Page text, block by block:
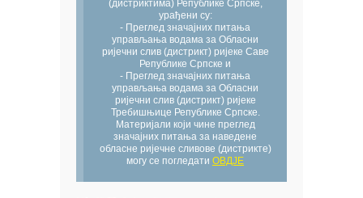
(дистриктима) Републике Српске,
урађени су:
- Преглед значајних питања
управљања водама за Обласни
ријечни слив (дистрикт) ријеке Саве
Републике Српске и
- Преглед значајних питања
управљања водама за Обласни
ријечни слив (дистрикт) ријеке
Требишњице Републике Српске.
Материјали који чине преглед
значајних питања за наведене
обласне ријечне сливове (дистрикте)
могу се погледати ОВДЈЕ